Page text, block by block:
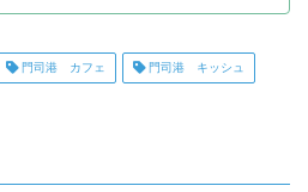
門司港 カフェ 門司港 キッシュ